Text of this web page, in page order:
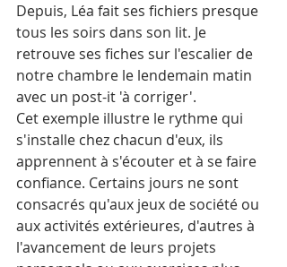
Depuis, Léa fait ses fichiers presque
tous les soirs dans son lit. Je
retrouve ses fiches sur l'escalier de
notre chambre le lendemain matin
avec un post-it 'à corriger'.
Cet exemple illustre le rythme qui
s'installe chez chacun d'eux, ils
apprennent à s'écouter et à se faire
confiance. Certains jours ne sont
consacrés qu'aux jeux de société ou
aux activités extérieures, d'autres à
l'avancement de leurs projets